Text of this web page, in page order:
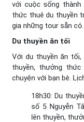
với cuộc sống thành
thức thuê du thuyền
gia những tour sẵn có.
Du thuyền ăn tối
Với du thuyền ăn tối,
thuyền, thưởng
chuyện với bạn bè.
18h30: Du
số 5 Nguyễn
lên thuyền,